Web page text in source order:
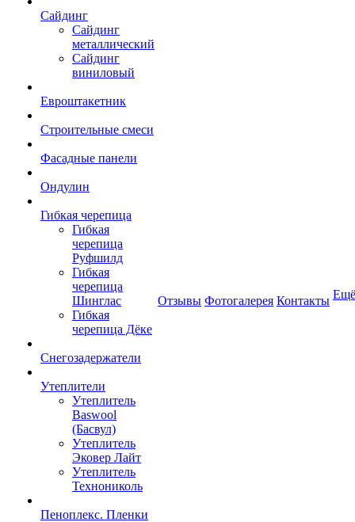
Сайдинг
Сайдинг
металлический
Сайдинг
виниловый
Евроштакетник
Строительные смеси
Фасадные панели
Ондулин
Гибкая черепица
Гибкая
черепица
Руфшилд
Гибкая
черепица
Шинглас
Гибкая
черепица Дёке
Снегозадержатели
Утеплители
Утеплитель
Baswool
(Басвул)
Утеплитель
Эковер Лайт
Утеплитель
Технониколь
Пеноплекс. Пленки
Отзывы Фотогалерея Контакты Ещё